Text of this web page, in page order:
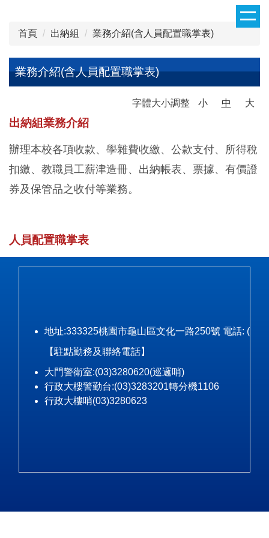
首頁 出納組 業務介紹(含人員配置職掌表)
業務介紹(含人員配置職掌表)
字體大小調整 小 中 大
出納組業務介紹
辦理本校各項收款、學雜費收繳、公款支付、所得稅
扣繳、教職員工薪津造冊、出納帳表、票據、有價證
券及保管品之收付等業務。
人員配置職掌表
地址:333325桃園市龜山區文化一路250號 電話:
【駐點勤務及聯絡電話】
大門警衛室:(03)3280620(巡邏哨)
行政大樓警勤台:(03)3283201轉分機1106
行政大樓哨(03)3280623